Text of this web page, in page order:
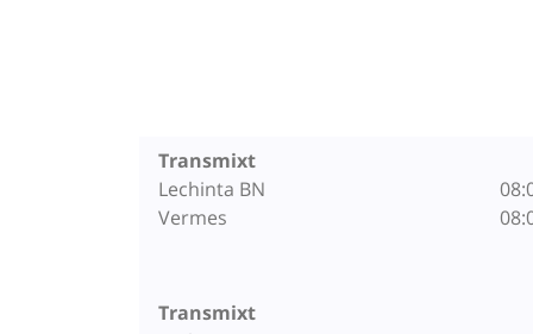
Transmixt
Lechinta BN
Vermes
Transmixt